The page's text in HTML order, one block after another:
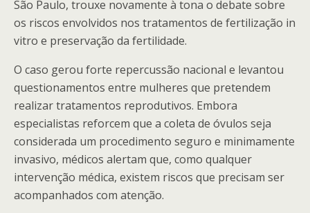
São Paulo, trouxe novamente à tona o debate sobre
os riscos envolvidos nos tratamentos de fertilização in
vitro e preservação da fertilidade.
O caso gerou forte repercussão nacional e levantou
questionamentos entre mulheres que pretendem
realizar tratamentos reprodutivos. Embora
especialistas reforcem que a coleta de óvulos seja
considerada um procedimento seguro e minimamente
invasivo, médicos alertam que, como qualquer
intervenção médica, existem riscos que precisam ser
acompanhados com atenção.